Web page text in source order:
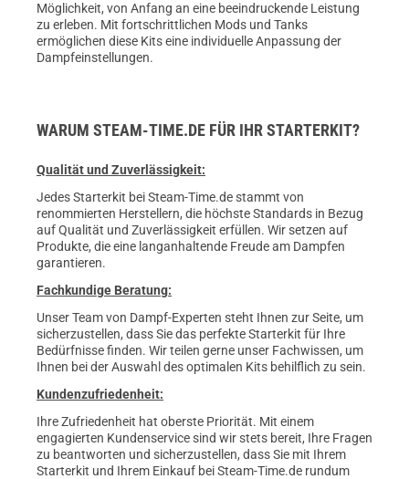
Möglichkeit, von Anfang an eine beeindruckende Leistung
zu erleben. Mit fortschrittlichen Mods und Tanks
ermöglichen diese Kits eine individuelle Anpassung der
Dampfeinstellungen.
WARUM STEAM-TIME.DE FÜR IHR STARTERKIT?
Qualität und Zuverlässigkeit:
Jedes Starterkit bei Steam-Time.de stammt von
renommierten Herstellern, die höchste Standards in Bezug
auf Qualität und Zuverlässigkeit erfüllen. Wir setzen auf
Produkte, die eine langanhaltende Freude am Dampfen
garantieren.
Fachkundige Beratung:
Unser Team von Dampf-Experten steht Ihnen zur Seite, um
sicherzustellen, dass Sie das perfekte Starterkit für Ihre
Bedürfnisse finden. Wir teilen gerne unser Fachwissen, um
Ihnen bei der Auswahl des optimalen Kits behilflich zu sein.
Kundenzufriedenheit:
Ihre Zufriedenheit hat oberste Priorität. Mit einem
engagierten Kundenservice sind wir stets bereit, Ihre Fragen
zu beantworten und sicherzustellen, dass Sie mit Ihrem
Starterkit und Ihrem Einkauf bei Steam-Time.de rundum